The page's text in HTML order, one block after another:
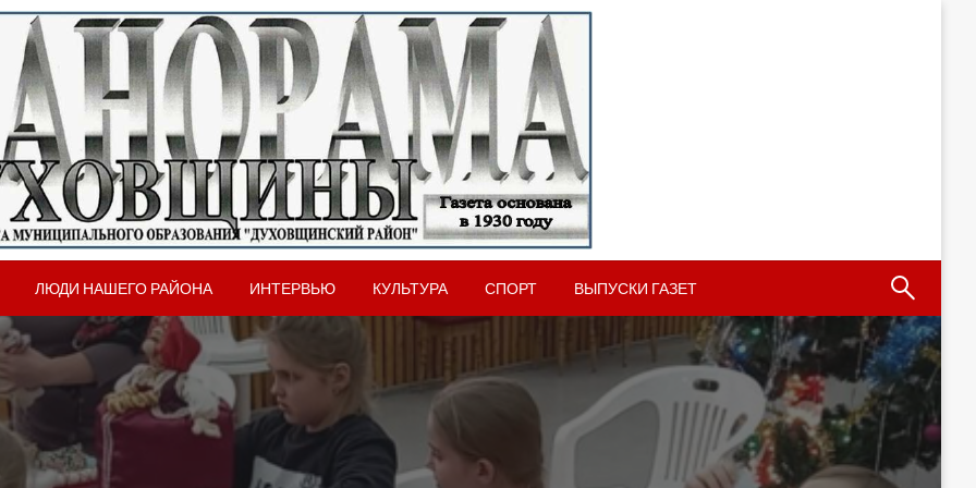
Духовщины
района Смоленской области
ЛЮДИ НАШЕГО РАЙОНА ИНТЕРВЬЮ КУЛЬТУРА СПОРТ ВЫПУСКИ ГАЗЕТ